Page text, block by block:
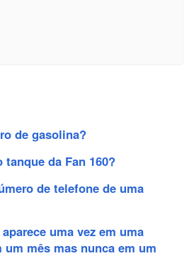
de gasolina?
da Fan 160?
de telefone de uma
uma vez em uma
um mês mas nunca em um